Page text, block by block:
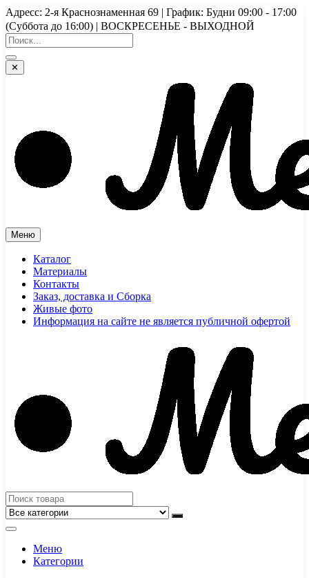
Перейти
к
содержимому
Адресс: 2-я Краснознаменная 69 | График: Будни 09:00 - 17:00
(Суббота до 16:00) | ВОСКРЕСЕНЬЕ - ВЫХОДНОЙ
✕
Меню
Каталог
Материалы
Контакты
Заказ, доставка и Сборка
Живые фото
Информация на сайте не является публичной офертой
Меню
Категории